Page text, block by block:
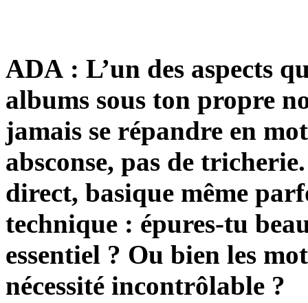
ADA : L’un des aspects
albums sous ton propre
jamais se répandre en
absconse, pas de
direct, basique même
technique : épures-tu
essentiel ? Ou bien les
nécessité incontrôlable ?